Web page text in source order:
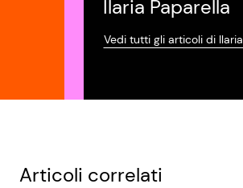
Ilaria Paparella
Vedi tutti gli articoli di Ilaria
Articoli correlati